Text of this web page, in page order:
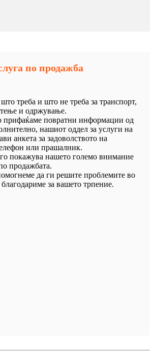
по продажба
треба и што не треба за транспорт,
и одржување.
прифаќаме повратни информации од
нашиот оддел за услуги на
анкета за задоволството на
или прашалник.
покажува нашето големо внимание
продажбата.
да ги решите проблемите во
за вашето трпение.